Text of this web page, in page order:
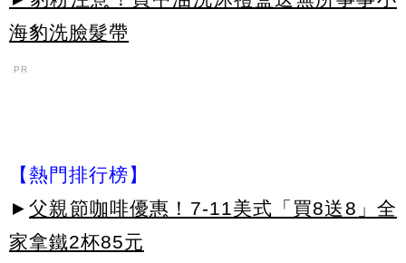
海豹洗臉髮帶
PR
【熱門排行榜】
► 父親節咖啡優惠！7-11美式「買8送8」全
家拿鐵2杯85元